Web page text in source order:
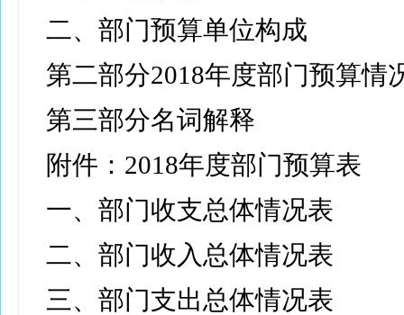
二、部门预算单位构成
第二部分2018年度部门预算情
第三部分名词解释
附件：2018年度部门预算表
一、部门收支总体情况表
二、部门收入总体情况表
三、部门支出总体情况表